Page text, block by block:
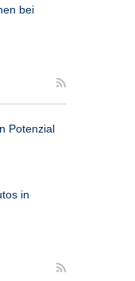
bei
Potenzial
in